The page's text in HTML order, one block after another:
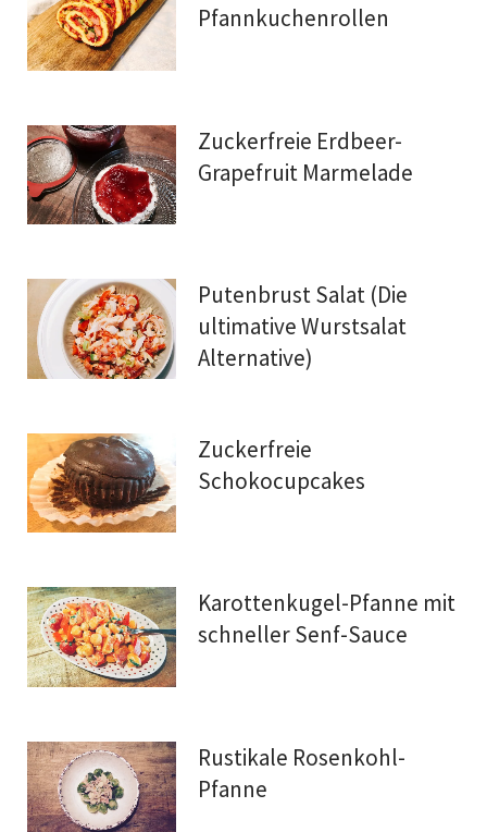
Pfannkuchenrollen
Zuckerfreie Erdbeer-
Grapefruit Marmelade
Putenbrust Salat (Die
ultimative Wurstsalat
Alternative)
Zuckerfreie
Schokocupcakes
Karottenkugel-Pfanne mit
schneller Senf-Sauce
Rustikale Rosenkohl-
Pfanne